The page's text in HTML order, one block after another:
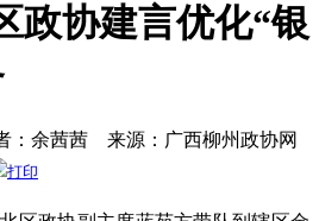
政协建言优化“银
：余茜茜 来源：广西柳州政协网
打印